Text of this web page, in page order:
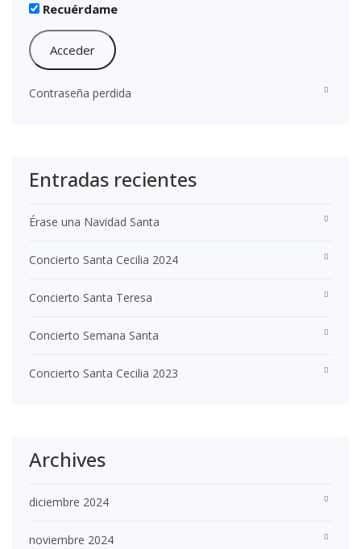
Recuérdame
Contraseña perdida
Entradas recientes
Érase una Navidad Santa
Concierto Santa Cecilia 2024
Concierto Santa Teresa
Concierto Semana Santa
Concierto Santa Cecilia 2023
Archives
diciembre 2024
noviembre 2024